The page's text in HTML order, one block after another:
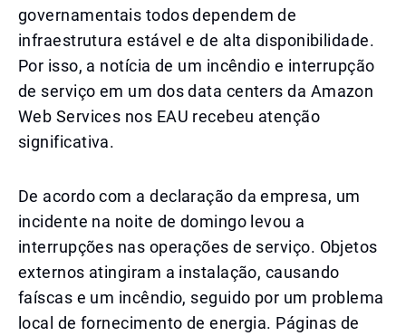
governamentais todos dependem de
infraestrutura estável e de alta disponibilidade.
Por isso, a notícia de um incêndio e interrupção
de serviço em um dos data centers da Amazon
Web Services nos EAU recebeu atenção
significativa.
De acordo com a declaração da empresa, um
incidente na noite de domingo levou a
interrupções nas operações de serviço. Objetos
externos atingiram a instalação, causando
faíscas e um incêndio, seguido por um problema
local de fornecimento de energia. Páginas de